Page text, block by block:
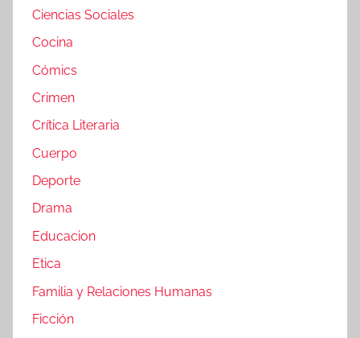
Ciencias Sociales
Cocina
Cómics
Crimen
Crítica Literaria
Cuerpo
Deporte
Drama
Educacion
Etica
Familia y Relaciones Humanas
Ficción